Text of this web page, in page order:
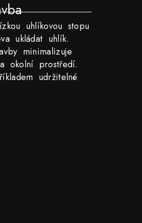
uhlíkovou stopu
ukládat uhlík.
minimalizuje
okolní prostředí.
udržitelné